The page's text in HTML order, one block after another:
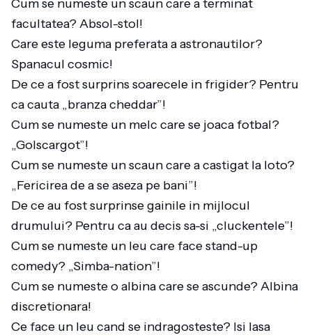
Cum se numeste un scaun care a terminat
facultatea? Absol-stol!
Care este leguma preferata a astronautilor?
Spanacul cosmic!
De ce a fost surprins soarecele in frigider? Pentru
ca cauta „branza cheddar”!
Cum se numeste un melc care se joaca fotbal?
„Golscargot”!
Cum se numeste un scaun care a castigat la loto?
„Fericirea de a se aseza pe bani”!
De ce au fost surprinse gainile in mijlocul
drumului? Pentru ca au decis sa-si „cluckentele”!
Cum se numeste un leu care face stand-up
comedy? „Simba-nation”!
Cum se numeste o albina care se ascunde? Albina
discretionara!
Ce face un leu cand se indragosteste? Isi lasa